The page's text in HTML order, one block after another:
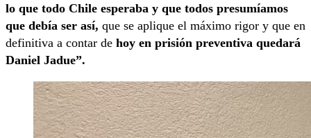
lo que todo Chile esperaba y que todos presumíamos
que debía ser así, que se aplique el máximo rigor y que en
definitiva a contar de hoy en prisión preventiva quedará
Daniel Jadue”.